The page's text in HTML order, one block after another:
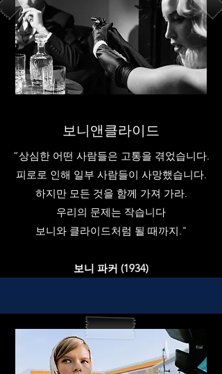
보니앤클라이드
“상심한 어떤 사람들은 고통을 겪었습니다.
피로로 인해 일부 사람들이 사망했습니다.
하지만 모든 것을 함께 가져 가라.
우리의 문제는 작습니다
보니와 클라이드처럼 될 때까지."
보니 파커 (1934)